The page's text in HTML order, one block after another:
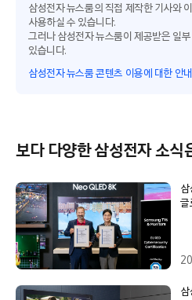
삼성전자 뉴스룸의 직접 제작한 기사와
사용하실 수 있습니다.
그러나 삼성전자 뉴스룸이 제공받은 일
있습니다.
삼성전자 뉴스룸 콘텐츠 이용에 대한 안
보다 다양한 삼성전자 소식
삼
글